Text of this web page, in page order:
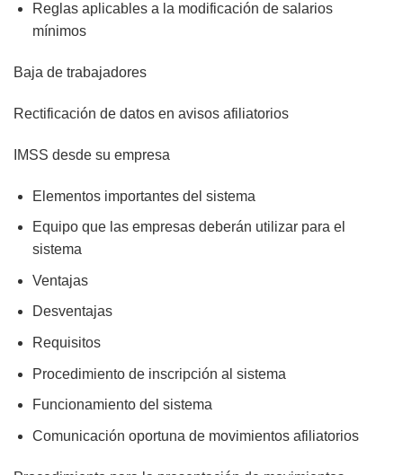
Reglas aplicables a la modificación de salarios
mínimos
Baja de trabajadores
Rectificación de datos en avisos afiliatorios
IMSS desde su empresa
Elementos importantes del sistema
Equipo que las empresas deberán utilizar para el
sistema
Ventajas
Desventajas
Requisitos
Procedimiento de inscripción al sistema
Funcionamiento del sistema
Comunicación oportuna de movimientos afiliatorios